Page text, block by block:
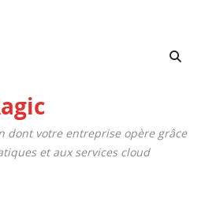
dont votre entreprise opère grâce
et aux services cloud